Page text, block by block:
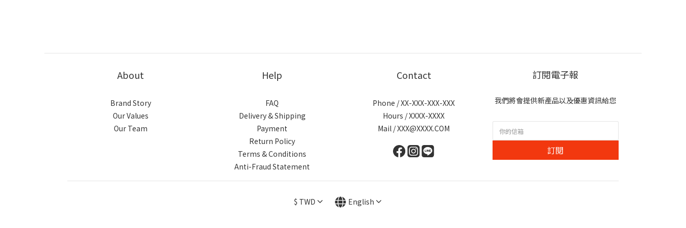
About
Brand Story
Our Values
Our Team
Help
FAQ
Delivery & Shipping
Payment
Return Policy
Terms & Conditions
Anti-Fraud Statement
Contact
Phone / XX-XXX-XXX-XXX
Hours / XXXX-XXXX
Mail / XXX@XXXX.COM
訂閱電子報
我們將會提供新產品以及優惠資訊給您
訂閱
$ TWD English